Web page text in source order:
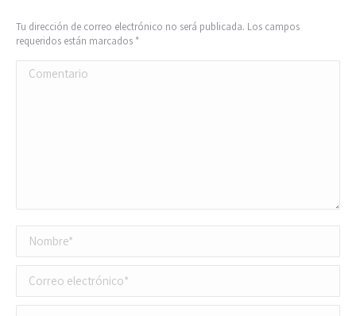
Tu dirección de correo electrónico no será publicada. Los campos
requeridos están marcados *
Comentario
Nombre *
Correo electrónico *